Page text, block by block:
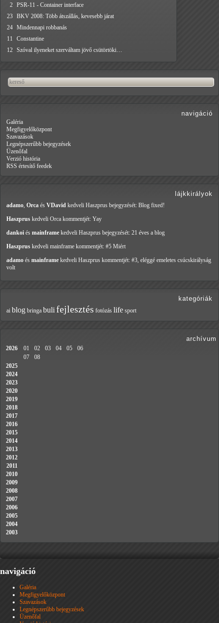
2 PSR-11 - Container interface
23 BKV 2008: Több átszállás, kevesebb járat
24 Mindennapi robbanás
11
Constantine
12 Szóval ilyeneket szerváltam jövő csütörtöki…
navigáció
Galéria
Megfigyelőközpont
Szavazások
Legnépszerűbb bejegyzések
Üzenőfal
Verzió história
RSS értesítő feedek
lájkkirályok
adamo, Orca és VDavid kedveli Haszprus bejegyzését: Blog fixed!
Haszprus kedveli Orca kommentjét: Yay
dankoi és mainframe kedveli Haszprus bejegyzését: 21 éves a blog
Haszprus kedveli mainframe kommentjét: #5 Miért
adamo és mainframe kedveli Haszprus kommentjét: #3, eléggé emeletes csúcskirályság
volt
kategóriák
ai blog bringa buli fejlesztés fotózás life sport
archívum
2026 01 02 03 04 05
06
07
08
2025
2024
2023
2020
2019
2018
2017
2016
2015
2014
2013
2012
2011
2010
2009
2008
2007
2006
2005
2004
2003
navigáció
Galéria
Megfigyelőközpont
Szavazások
Legnépszerűbb bejegyzések
Üzenőfal